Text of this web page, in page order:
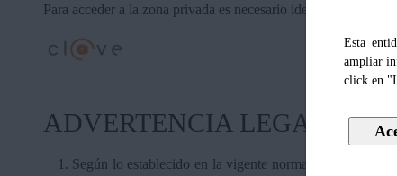
Esta
ampliar
click en
Para acceder a la zona privada es necesario identificarse
ADVERTENCIA LEGAL
Según lo establecido en la vigente normativa de